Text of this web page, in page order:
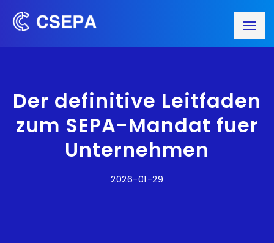
Der definitive Leitfaden
zum SEPA-Mandat fuer
Unternehmen
2026-01-29